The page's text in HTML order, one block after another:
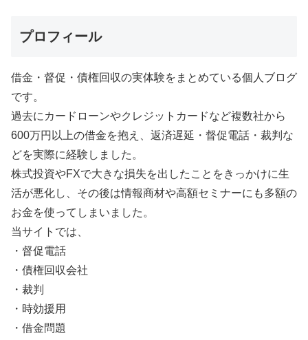
プロフィール
借金・督促・債権回収の実体験をまとめている個人ブログ
です。
過去にカードローンやクレジットカードなど複数社から
600万円以上の借金を抱え、返済遅延・督促電話・裁判な
どを実際に経験しました。
株式投資やFXで大きな損失を出したことをきっかけに生
活が悪化し、その後は情報商材や高額セミナーにも多額の
お金を使ってしまいました。
当サイトでは、
・督促電話
・債権回収会社
・裁判
・時効援用
・借金問題